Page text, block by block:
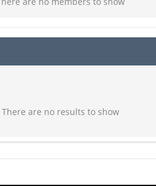
There are no results to show